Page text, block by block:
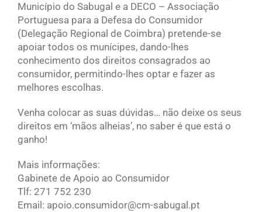
Município do Sabugal e a DECO – Associação
Portuguesa para a Defesa do Consumidor
(Delegação Regional de Coimbra) pretende-se
apoiar todos os munícipes, dando-lhes
conhecimento dos direitos consagrados ao
consumidor, permitindo-lhes optar e fazer as
melhores escolhas.
Venha colocar as suas dúvidas… não deixe os seus
direitos em ‘mãos alheias’, no saber é que está o
ganho!
Mais informações:
Gabinete de Apoio ao Consumidor
Tlf: 271 752 230
Email: apoio.consumidor@cm-sabugal.pt